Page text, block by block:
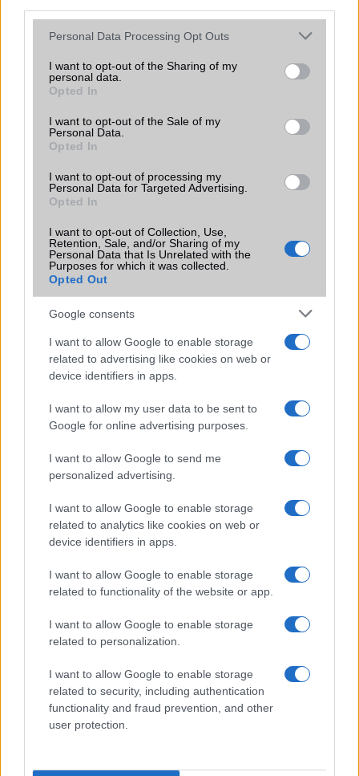
Please note that this website/app uses one or more Google
not limited to your visit or usage behaviour. You may click to
grant or deny consent to Google and its third-party tags to
use your data for below specified purposes in below Google
consent section.
Personal Data Processing Opt Outs
I want to opt-out of the Sharing of my
personal data.
Opted In
I want to opt-out of the Sale of my
Personal Data.
Opted In
I want to opt-out of processing my
Personal Data for Targeted Advertising.
Opted In
I want to opt-out of Collection, Use,
Retention, Sale, and/or Sharing of my
Personal Data that Is Unrelated with the
Purposes for which it was collected.
Opted Out
Google consents
I want to allow Google to enable storage
related to advertising like cookies on web or
device identifiers in apps.
I want to allow my user data to be sent to
Google for online advertising purposes.
I want to allow Google to send me
personalized advertising.
I want to allow Google to enable storage
related to analytics like cookies on web or
device identifiers in apps.
I want to allow Google to enable storage
related to functionality of the website or app.
I want to allow Google to enable storage
related to personalization.
I want to allow Google to enable storage
related to security, including authentication
functionality and fraud prevention, and other
user protection.
Office alkalmazások alap szolgáltatás
Iránytũ ecompass
Extrák 32-bit/384kHz audio
EGYÉB
Vibra jelzés alap szolgáltatás
SIM-ek száma 2
Terület Globális
Funkciók
Vezeték nélküli töltésre is
Brand
Védelem IPx8
Limited Edition
SAR
1,51
N/A = Nincs adat. Legutóbbi frissítés: 2026-07-13 19:00:00
Samsung Galaxy S26 Ultra
350.000 Ft (új)